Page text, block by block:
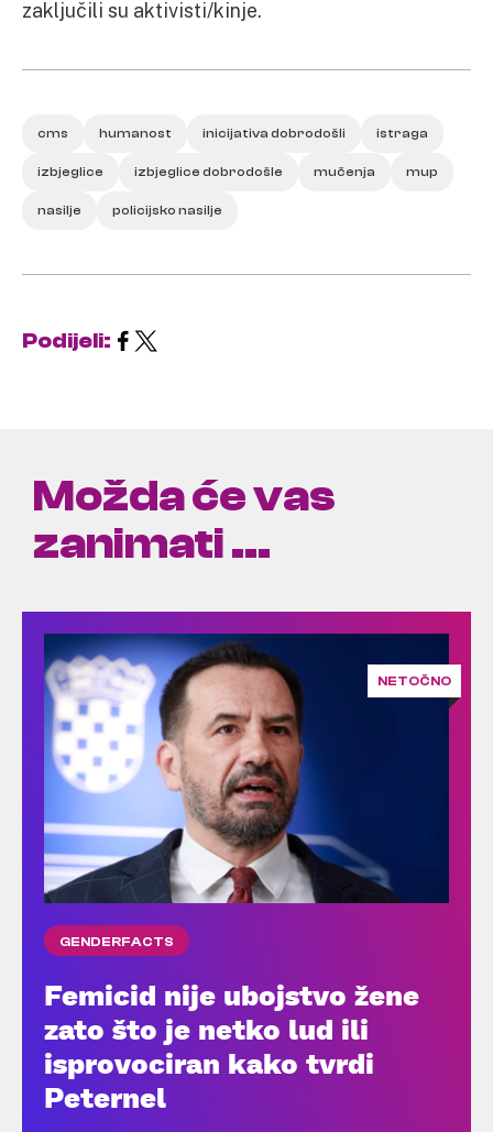
zaključili su aktivisti/kinje.
cms humanost inicijativa dobrodošli istraga
izbjeglice izbjeglice dobrodošle mučenja mup
nasilje policijsko nasilje
Podijeli:
Možda će vas
zanimati ...
NETOČNO
GENDERFACTS
Femicid nije ubojstvo žene
zato što je netko lud ili
isprovociran kako tvrdi
Peternel